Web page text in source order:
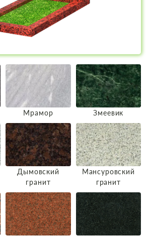
Мрамор Змеевик
Дымовский
гранит
Мансуровский
гранит